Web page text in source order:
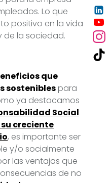
Lo que
positivo en la vida
de la sociedad.
que
sosteniblespara
ya destacamos
Social
creciente
, es importante ser
y/o socialmente
las ventajas que
de no